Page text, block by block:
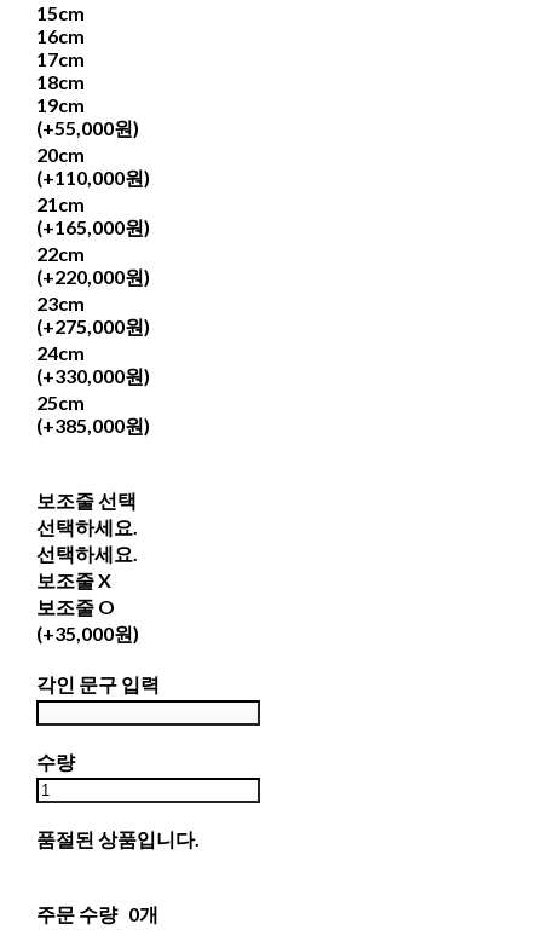
15cm
16cm
17cm
18cm
19cm
(+55,000원)
20cm
(+110,000원)
21cm
(+165,000원)
22cm
(+220,000원)
23cm
(+275,000원)
24cm
(+330,000원)
25cm
(+385,000원)
보조줄 선택
선택하세요.
선택하세요.
보조줄 X
보조줄 O
(+35,000원)
각인 문구 입력
수량
품절된 상품입니다.
주문 수량 0개